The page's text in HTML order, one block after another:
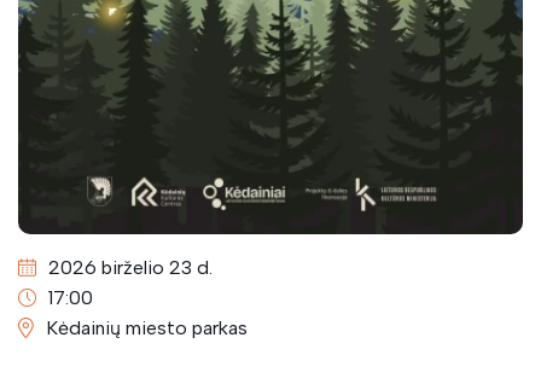
2026 birželio 23 d.
17:00
Kėdainių miesto parkas